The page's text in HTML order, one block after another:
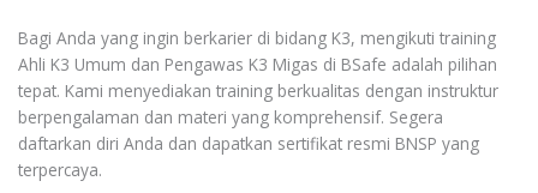
Bagi Anda yang ingin berkarier di bidang K3, mengikuti training
Ahli K3 Umum dan Pengawas K3 Migas di BSafe adalah pilihan
tepat. Kami menyediakan training berkualitas dengan instruktur
berpengalaman dan materi yang komprehensif. Segera
daftarkan diri Anda dan dapatkan sertifikat resmi BNSP yang
terpercaya.